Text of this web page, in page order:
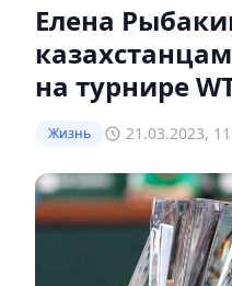
Елена
на турнире
Жизнь 21.03.2023,